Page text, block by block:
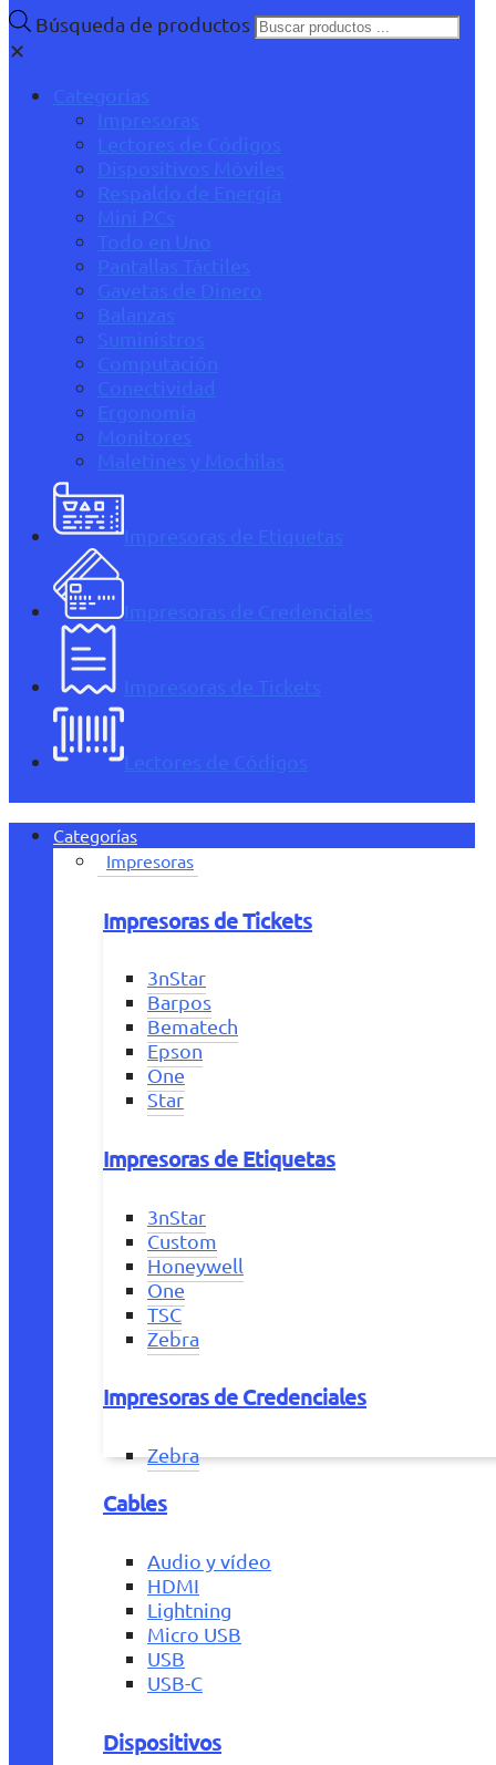
Búsqueda de productos
✕
Categorías
Impresoras
Lectores de Códigos
Dispositivos Móviles
Respaldo de Energía
Mini PCs
Todo en Uno
Pantallas Táctiles
Gavetas de Dinero
Balanzas
Suministros
Computación
Conectividad
Ergonomía
Monitores
Maletines y Mochilas
Impresoras de Etiquetas
Impresoras de Credenciales
Impresoras de Tickets
Lectores de Códigos
Categorías
Impresoras
Impresoras de Tickets
3nStar
Barpos
Bematech
Epson
One
Star
Impresoras de Etiquetas
3nStar
Custom
Honeywell
One
TSC
Zebra
Impresoras de Credenciales
Zebra
Cables
Audio y vídeo
HDMI
Lightning
Micro USB
USB
USB-C
Dispositivos